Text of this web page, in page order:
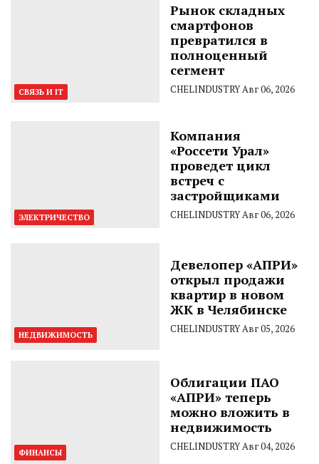
СВЯЗЬ И IT
Рынок складных
смартфонов
превратился в
полноценный
сегмент
CHELINDUSTRYАвг 06, 2026
ЭЛЕКТРИЧЕСТВО
Компания
«Россети Урал»
проведет цикл
встреч с
застройщиками
CHELINDUSTRYАвг 06, 2026
НЕДВИЖИМОСТЬ
Девелопер «АПРИ»
открыл продажи
квартир в новом
ЖК в Челябинске
CHELINDUSTRYАвг 05, 2026
ФИНАНСЫ
Облигации ПАО
«АПРИ» теперь
можно вложить в
недвижимость
CHELINDUSTRYАвг 04, 2026